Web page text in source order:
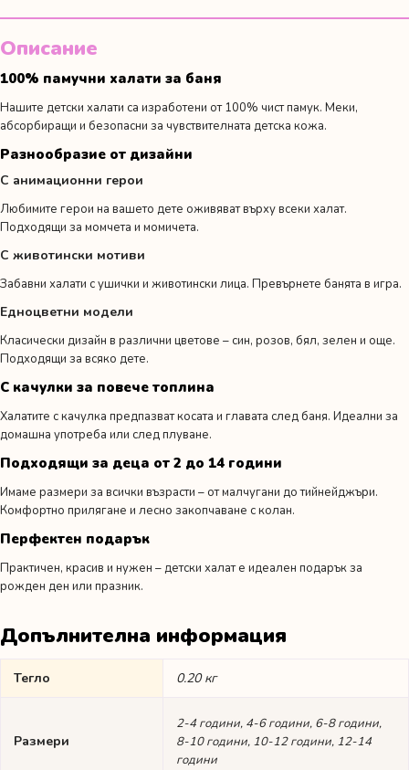
Описание
100% памучни халати за баня
Нашите детски халати са изработени от 100% чист памук. Меки,
абсорбиращи и безопасни за чувствителната детска кожа.
Разнообразие от дизайни
С анимационни герои
Любимите герои на вашето дете оживяват върху всеки халат.
Подходящи за момчета и момичета.
С животински мотиви
Забавни халати с ушички и животински лица. Превърнете банята в игра.
Едноцветни модели
Класически дизайн в различни цветове – син, розов, бял, зелен и още.
Подходящи за всяко дете.
С качулки за повече топлина
Халатите с качулка предпазват косата и главата след баня. Идеални за
домашна употреба или след плуване.
Подходящи за деца от 2 до 14 години
Имаме размери за всички възрасти – от малчугани до тийнейджъри.
Комфортно прилягане и лесно закопчаване с колан.
Перфектен подарък
Практичен, красив и нужен – детски халат е идеален подарък за
рожден ден или празник.
Допълнителна информация
Тегло 0.20 кг
Размери
2-4 години, 4-6 години, 6-8 години,
8-10 години, 10-12 години, 12-14
години